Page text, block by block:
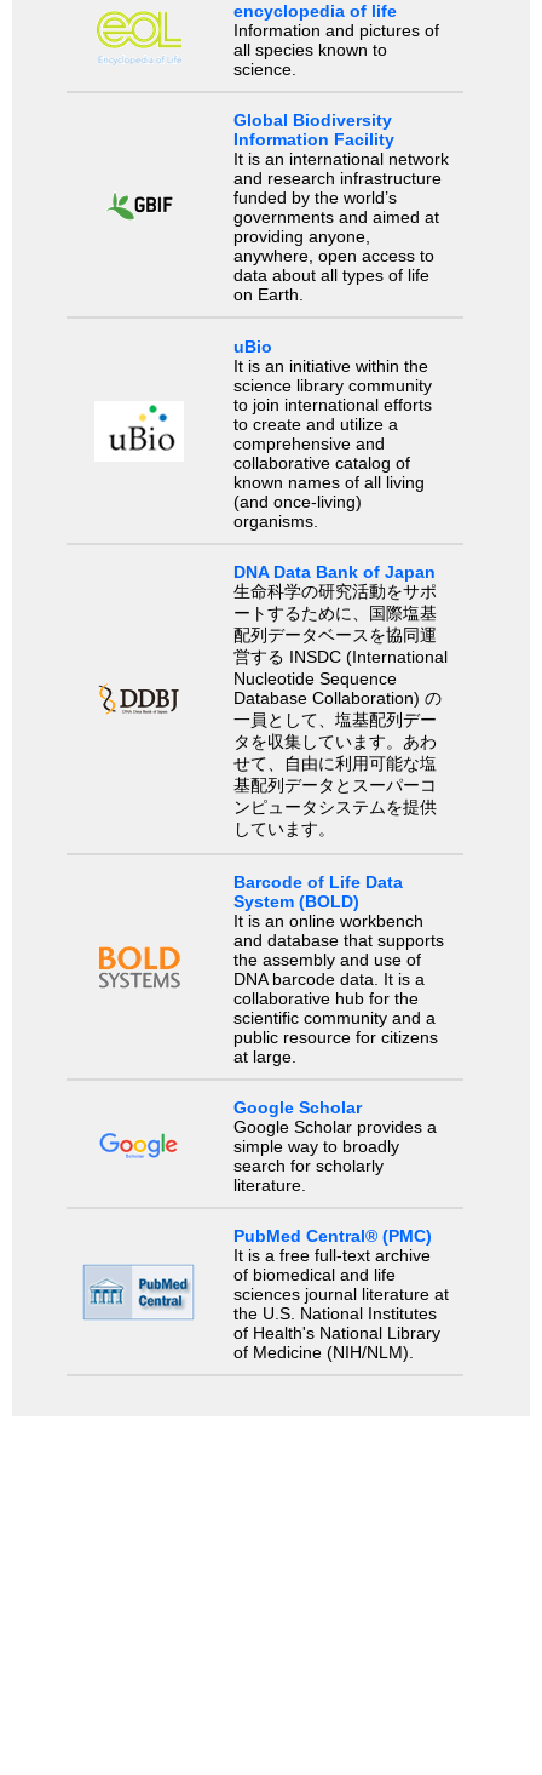
encyclopedia of life
Information and pictures of
all species known to
science.
Global Biodiversity
Information Facility
It is an international network
and research infrastructure
funded by the world’s
governments and aimed at
providing anyone,
anywhere, open access to
data about all types of life
on Earth.
uBio
It is an initiative within the
science library community
to join international efforts
to create and utilize a
comprehensive and
collaborative catalog of
known names of all living
(and once-living)
organisms.
DNA Data Bank of Japan
生命科学の研究活動をサポ
ートするために、国際塩基
配列データベースを協同運
営する INSDC (International
Nucleotide Sequence
Database Collaboration) の
一員として、塩基配列デー
タを収集しています。あわ
せて、自由に利用可能な塩
基配列データとスーパーコ
ンピュータシステムを提供
しています。
Barcode of Life Data
System (BOLD)
It is an online workbench
and database that supports
the assembly and use of
DNA barcode data. It is a
collaborative hub for the
scientific community and a
public resource for citizens
at large.
Google Scholar
Google Scholar provides a
simple way to broadly
search for scholarly
literature.
PubMed Central® (PMC)
It is a free full-text archive
of biomedical and life
sciences journal literature at
the U.S. National Institutes
of Health's National Library
of Medicine (NIH/NLM).